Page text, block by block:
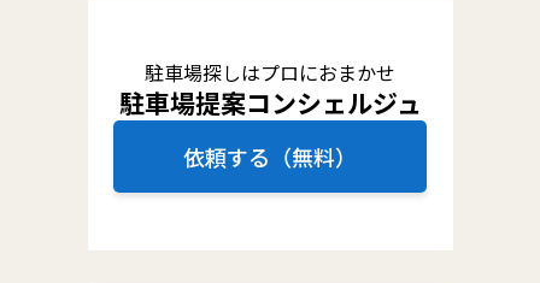
駐車場探しはプロにおまかせ
駐車場提案コンシェルジュ
依頼する（無料）